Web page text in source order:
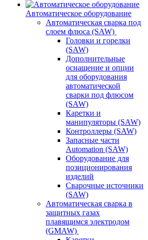
Автоматическое оборудование
Автоматическая сварка под
слоем флюса (SAW)
Головки и горелки
(SAW)
Дополнительные
оснащение и опции
для оборудования
автоматической
сварки под флюсом
(SAW)
Каретки и
манипуляторы (SAW)
Контроллеры (SAW)
Запасные части
Automation (SAW)
Оборудование для
позиционирования
изделий
Сварочные источники
(SAW)
Автоматическая сварка в
защитных газах
плавящимся электродом
(GMAW)